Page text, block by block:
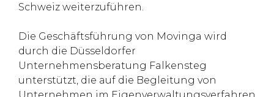
Schweiz weiterzuführen.
Die Geschäftsführung von Movinga wird
durch die Düsseldorfer
Unternehmensberatung Falkensteg
unterstützt, die auf die Begleitung von
Unternehmen im Eigenverwaltungsverfahren